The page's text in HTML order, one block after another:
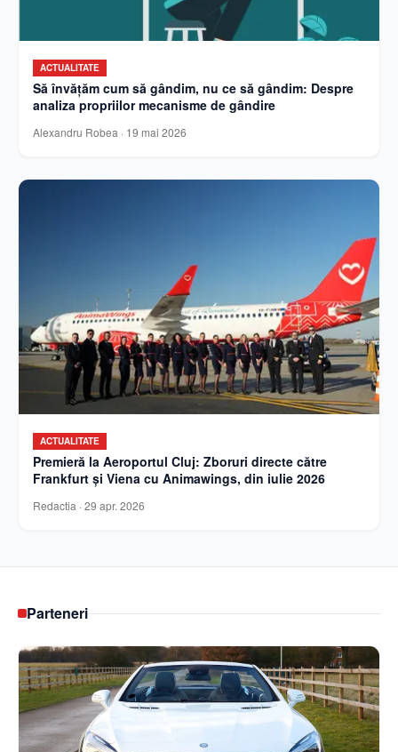
ACTUALITATE
Să învățăm cum să gândim, nu ce să gândim: Despre
analiza propriilor mecanisme de gândire
Alexandru Robea · 19 mai 2026
ACTUALITATE
Premieră la Aeroportul Cluj: Zboruri directe către
Frankfurt și Viena cu Animawings, din iulie 2026
Redactia · 29 apr. 2026
Parteneri